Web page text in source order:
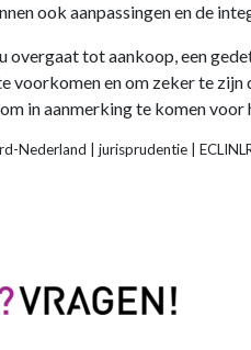
ook aanpassingen en de
overgaat tot aankoop, een
voorkomen en om zeker te zijn
in aanmerking te komen
Nederland | jurisprudentie |